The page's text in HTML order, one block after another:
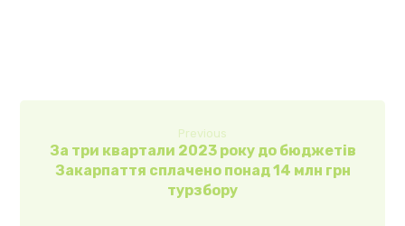
Previous
За три квартали 2023 року до бюджетів
Закарпаття сплачено понад 14 млн грн
турзбору